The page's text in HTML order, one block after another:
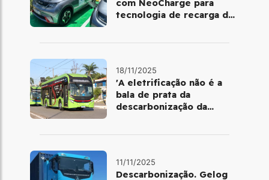
com NeoCharge para
tecnologia de recarga de
18/11/2025
'A eletrificação não é a
bala de prata da
descarbonização da
11/11/2025
Descarbonização. Gelog